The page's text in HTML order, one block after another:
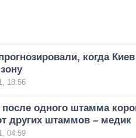
когда
18:56
одного штамма
других штаммов – медик
04:59